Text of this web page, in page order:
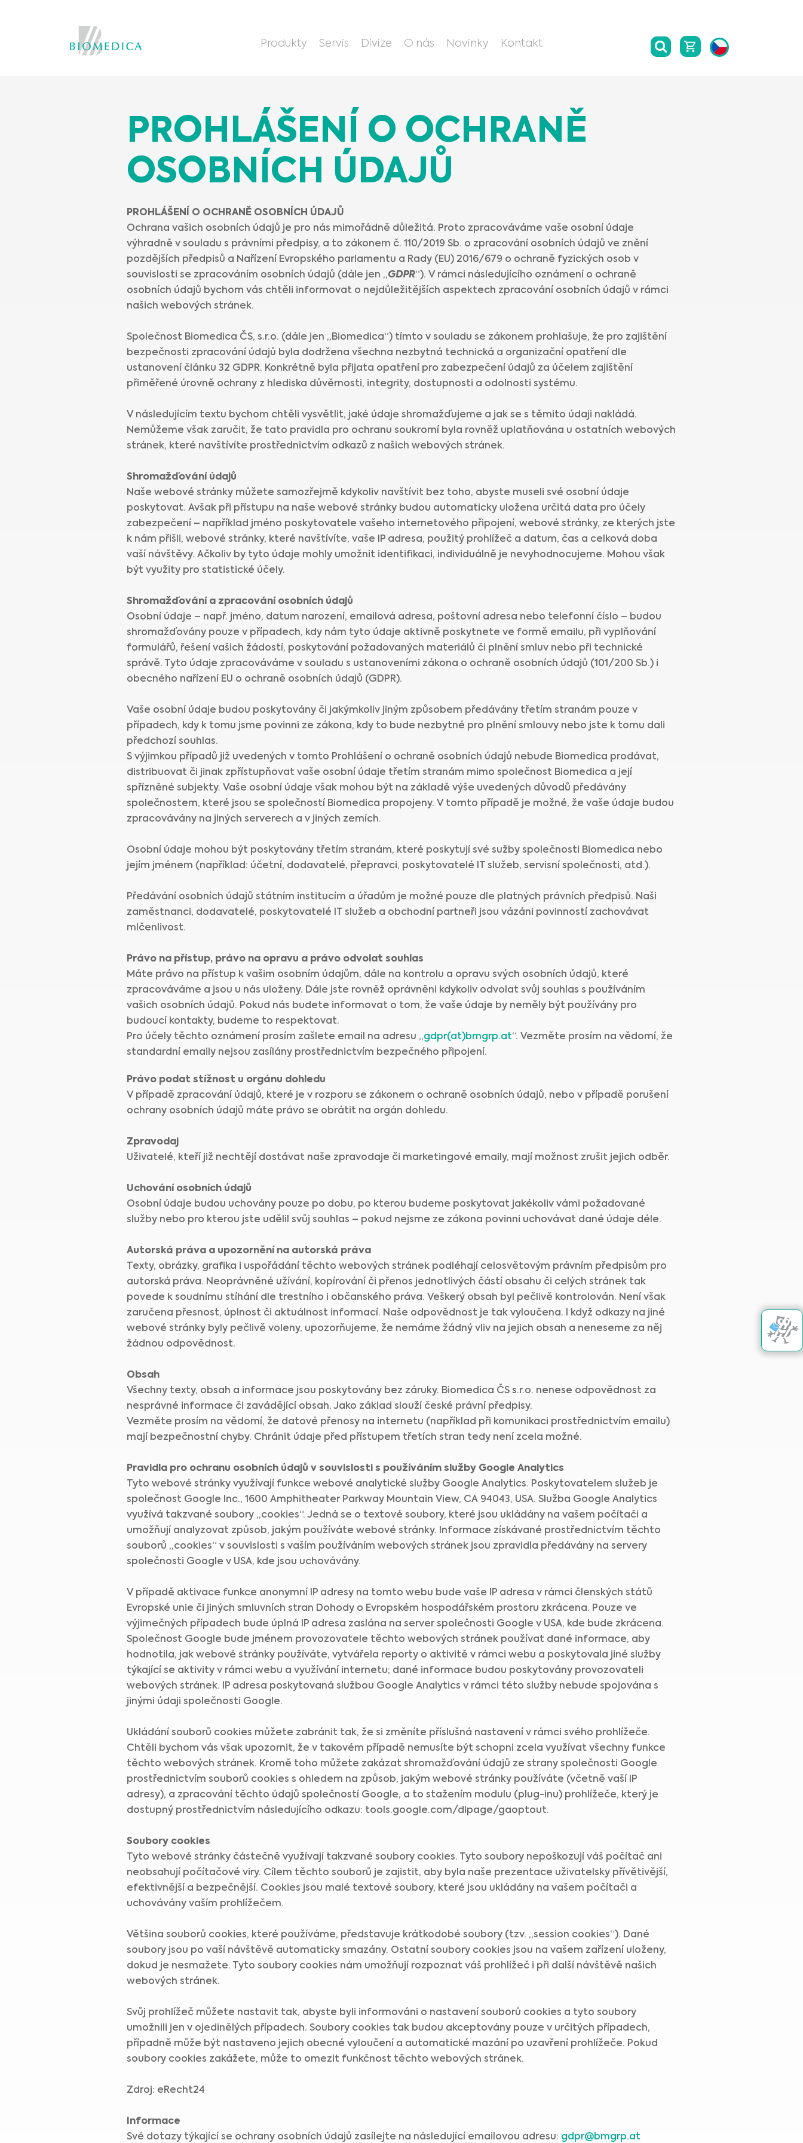
Medical Advice Disclaimer
ODMÍTNUTÍ ODPOVĚDNOSTI: TYTO WEBOVÉ STRÁNKY NEPOSKYTUJÍ
ZDRAVOTNICKÉ PORADENSTVÍ
Informace, včetně textu, grafiky, obrázků a dalších materiálů obsažených na těchto
léčby. Před zahájením nového léčebného režimu se vždy obraťte na svého lékaře nebo
jiné kvalifikované zdravotníky s jakýmikoliv dotazy týkajícími se zdravotního stavu nebo
neotálejte, i když jste si o tom přečetli na těchto webových stránkách.
Jsem zdravotnický odborník
Vyberte prosím váš trh :
Produkty Servis Divize O nás Novinky Kontakt
PROHLÁŠENÍ O OCHRANĚ
OSOBNÍCH ÚDAJŮ
PROHLÁŠENÍ O OCHRANĚ OSOBNÍCH ÚDAJŮ
Ochrana vašich osobních údajů je pro nás mimořádně důležitá. Proto zpracováváme vaše osobní údaje
výhradně v souladu s právními předpisy, a to zákonem č. 110/2019 Sb. o zpracování osobních údajů ve znění
pozdějších předpisů a Nařízení Evropského parlamentu a Rady (EU) 2016/679 o ochraně fyzických osob v
souvislosti se zpracováním osobních údajů (dále jen „GDPR“). V rámci následujícího oznámení o ochraně
osobních údajů bychom vás chtěli informovat o nejdůležitějších aspektech zpracování osobních údajů v rámci
našich webových stránek.
Společnost Biomedica ČS, s.r.o. (dále jen „Biomedica“) tímto v souladu se zákonem prohlašuje, že pro zajištění
bezpečnosti zpracování údajů byla dodržena všechna nezbytná technická a organizační opatření dle
ustanovení článku 32 GDPR. Konkrétně byla přijata opatření pro zabezpečení údajů za účelem zajištění
přiměřené úrovně ochrany z hlediska důvěrnosti, integrity, dostupnosti a odolnosti systému.
V následujícím textu bychom chtěli vysvětlit, jaké údaje shromažďujeme a jak se s těmito údaji nakládá.
Nemůžeme však zaručit, že tato pravidla pro ochranu soukromí byla rovněž uplatňována u ostatních webových
stránek, které navštívíte prostřednictvím odkazů z našich webových stránek.
Shromažďování údajů
Naše webové stránky můžete samozřejmě kdykoliv navštívit bez toho, abyste museli své osobní údaje
poskytovat. Avšak při přístupu na naše webové stránky budou automaticky uložena určitá data pro účely
zabezpečení – například jméno poskytovatele vašeho internetového připojení, webové stránky, ze kterých jste
k nám přišli, webové stránky, které navštívíte, vaše IP adresa, použitý prohlížeč a datum, čas a celková doba
vaší návštěvy. Ačkoliv by tyto údaje mohly umožnit identifikaci, individuálně je nevyhodnocujeme. Mohou však
být využity pro statistické účely.
Shromažďování a zpracování osobních údajů
Osobní údaje – např. jméno, datum narození, emailová adresa, poštovní adresa nebo telefonní číslo – budou
shromažďovány pouze v případech, kdy nám tyto údaje aktivně poskytnete ve formě emailu, při vyplňování
formulářů, řešení vašich žádostí, poskytování požadovaných materiálů či plnění smluv nebo při technické
správě. Tyto údaje zpracováváme v souladu s ustanoveními zákona o ochraně osobních údajů (101/200 Sb.) i
obecného nařízení EU o ochraně osobních údajů (GDPR).
Vaše osobní údaje budou poskytovány či jakýmkoliv jiným způsobem předávány třetím stranám pouze v
případech, kdy k tomu jsme povinni ze zákona, kdy to bude nezbytné pro plnění smlouvy nebo jste k tomu dali
předchozí souhlas.
S výjimkou případů již uvedených v tomto Prohlášení o ochraně osobních údajů nebude Biomedica prodávat,
distribuovat či jinak zpřístupňovat vaše osobní údaje třetím stranám mimo společnost Biomedica a její
spřízněné subjekty. Vaše osobní údaje však mohou být na základě výše uvedených důvodů předávány
společnostem, které jsou se společností Biomedica propojeny. V tomto případě je možné, že vaše údaje budou
zpracovávány na jiných serverech a v jiných zemích.
Osobní údaje mohou být poskytovány třetím stranám, které poskytují své sužby společnosti Biomedica nebo
jejím jménem (například: účetní, dodavatelé, přepravci, poskytovatelé IT služeb, servisní společnosti, atd.).
Předávání osobních údajů státním institucím a úřadům je možné pouze dle platných právních předpisů. Naši
zaměstnanci, dodavatelé, poskytovatelé IT služeb a obchodní partneři jsou vázáni povinností zachovávat
mlčenlivost.
Právo na přístup, právo na opravu a právo odvolat souhlas
Máte právo na přístup k vašim osobním údajům, dále na kontrolu a opravu svých osobních údajů, které
zpracováváme a jsou u nás uloženy. Dále jste rovněž oprávněni kdykoliv odvolat svůj souhlas s používáním
vašich osobních údajů. Pokud nás budete informovat o tom, že vaše údaje by neměly být používány pro
budoucí kontakty, budeme to respektovat.
Pro účely těchto oznámení prosím zašlete email na adresu „gdpr(at)bmgrp.at“. Vezměte prosím na vědomí, že
standardní emaily nejsou zasílány prostřednictvím bezpečného připojení.
Právo podat stížnost u orgánu dohledu
V případě zpracování údajů, které je v rozporu se zákonem o ochraně osobních údajů, nebo v případě porušení
ochrany osobních údajů máte právo se obrátit na orgán dohledu.
Zpravodaj
Uživatelé, kteří již nechtějí dostávat naše zpravodaje či marketingové emaily, mají možnost zrušit jejich odběr.
Uchování osobních údajů
Osobní údaje budou uchovány pouze po dobu, po kterou budeme poskytovat jakékoliv vámi požadované
služby nebo pro kterou jste udělil svůj souhlas – pokud nejsme ze zákona povinni uchovávat dané údaje déle.
Autorská práva a upozornění na autorská práva
Texty, obrázky, grafika i uspořádání těchto webových stránek podléhají celosvětovým právním předpisům pro
autorská práva. Neoprávněné užívání, kopírování či přenos jednotlivých částí obsahu či celých stránek tak
povede k soudnímu stíhání dle trestního i občanského práva. Veškerý obsah byl pečlivě kontrolován. Není však
zaručena přesnost, úplnost či aktuálnost informací. Naše odpovědnost je tak vyloučena. I když odkazy na jiné
webové stránky byly pečlivě voleny, upozorňujeme, že nemáme žádný vliv na jejich obsah a neneseme za něj
žádnou odpovědnost.
Obsah
Všechny texty, obsah a informace jsou poskytovány bez záruky. Biomedica ČS s.r.o. nenese odpovědnost za
nesprávné informace či zavádějící obsah. Jako základ slouží české právní předpisy.
Vezměte prosím na vědomí, že datové přenosy na internetu (například při komunikaci prostřednictvím emailu)
mají bezpečnostní chyby. Chránit údaje před přístupem třetích stran tedy není zcela možné.
Pravidla pro ochranu osobních údajů v souvislosti s používáním služby Google Analytics
Tyto webové stránky využívají funkce webové analytické služby Google Analytics. Poskytovatelem služeb je
společnost Google Inc., 1600 Amphitheater Parkway Mountain View, CA 94043, USA. Služba Google Analytics
využívá takzvané soubory „cookies“. Jedná se o textové soubory, které jsou ukládány na vašem počítači a
umožňují analyzovat způsob, jakým používáte webové stránky. Informace získávané prostřednictvím těchto
souborů „cookies“ v souvislosti s vaším používáním webových stránek jsou zpravidla předávány na servery
společnosti Google v USA, kde jsou uchovávány.
V případě aktivace funkce anonymní IP adresy na tomto webu bude vaše IP adresa v rámci členských států
Evropské unie či jiných smluvních stran Dohody o Evropském hospodářském prostoru zkrácena. Pouze ve
výjimečných případech bude úplná IP adresa zaslána na server společnosti Google v USA, kde bude zkrácena.
Společnost Google bude jménem provozovatele těchto webových stránek používat dané informace, aby
hodnotila, jak webové stránky používáte, vytvářela reporty o aktivitě v rámci webu a poskytovala jiné služby
týkající se aktivity v rámci webu a využívání internetu; dané informace budou poskytovány provozovateli
webových stránek. IP adresa poskytovaná službou Google Analytics v rámci této služby nebude spojována s
jinými údaji společnosti Google.
Ukládání souborů cookies můžete zabránit tak, že si změníte příslušná nastavení v rámci svého prohlížeče.
Chtěli bychom vás však upozornit, že v takovém případě nemusíte být schopni zcela využívat všechny funkce
těchto webových stránek. Kromě toho můžete zakázat shromažďování údajů ze strany společnosti Google
prostřednictvím souborů cookies s ohledem na způsob, jakým webové stránky používáte (včetně vaší IP
adresy), a zpracování těchto údajů společností Google, a to stažením modulu (plug-inu) prohlížeče, který je
dostupný prostřednictvím následujícího odkazu: tools.google.com/dlpage/gaoptout.
Soubory cookies
Tyto webové stránky částečně využívají takzvané soubory cookies. Tyto soubory nepoškozují váš počítač ani
neobsahují počítačové viry. Cílem těchto souborů je zajistit, aby byla naše prezentace uživatelsky přívětivější,
efektivnější a bezpečnější. Cookies jsou malé textové soubory, které jsou ukládány na vašem počítači a
uchovávány vaším prohlížečem.
Většina souborů cookies, které používáme, představuje krátkodobé soubory (tzv. „session cookies“). Dané
soubory jsou po vaší návštěvě automaticky smazány. Ostatní soubory cookies jsou na vašem zařízení uloženy,
dokud je nesmažete. Tyto soubory cookies nám umožňují rozpoznat váš prohlížeč i při další návštěvě našich
webových stránek.
Svůj prohlížeč můžete nastavit tak, abyste byli informováni o nastavení souborů cookies a tyto soubory
umožnili jen v ojedinělých případech. Soubory cookies tak budou akceptovány pouze v určitých případech,
případně může být nastaveno jejich obecné vyloučení a automatické mazání po uzavření prohlížeče. Pokud
soubory cookies zakážete, může to omezit funkčnost těchto webových stránek.
Zdroj: eRecht24
Informace
Své dotazy týkající se ochrany osobních údajů zasílejte na následující emailovou adresu: gdpr@bmgrp.at